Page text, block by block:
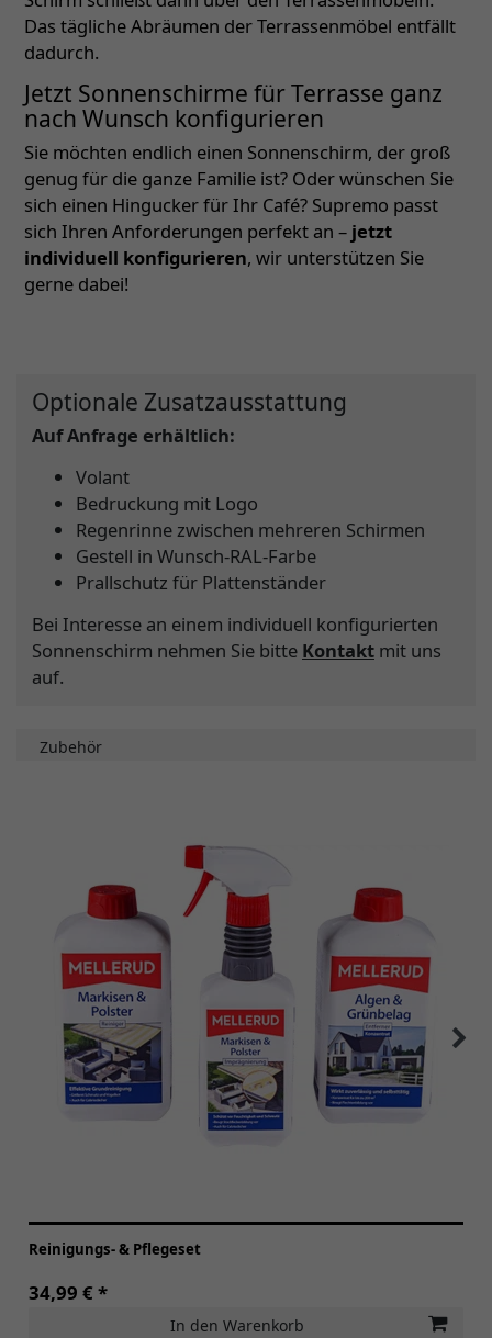
Das tägliche Abräumen der Terrassenmöbel entfällt
dadurch.
Jetzt Sonnenschirme für Terrasse ganz
nach Wunsch konfigurieren
Sie möchten endlich einen Sonnenschirm, der groß
genug für die ganze Familie ist? Oder wünschen Sie
sich einen Hingucker für Ihr Café? Supremo passt
sich Ihren Anforderungen perfekt an – jetzt
individuell konfigurieren, wir unterstützen Sie
gerne dabei!
Optionale Zusatzausstattung
Auf Anfrage erhältlich:
Volant
Bedruckung mit Logo
Regenrinne zwischen mehreren Schirmen
Gestell in Wunsch-RAL-Farbe
Prallschutz für Plattenständer
Bei Interesse an einem individuell konfigurierten
Sonnenschirm nehmen Sie bitte Kontakt mit uns
auf.
Zubehör
Reinigungs- & Pflegeset
34,99 € *
In den Warenkorb